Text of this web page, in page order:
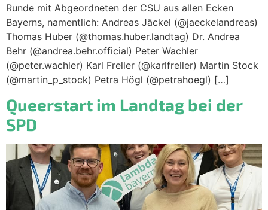
Runde mit Abgeordneten der CSU aus allen Ecken
Bayerns, namentlich: Andreas Jäckel (@jaeckelandreas)
Thomas Huber (@thomas.huber.landtag) Dr. Andrea
Behr (@andrea.behr.official) Peter Wachler
(@peter.wachler) Karl Freller (@karlfreller) Martin Stock
(@martin_p_stock) Petra Högl (@petrahoegl) […]
Queerstart im Landtag bei der
SPD